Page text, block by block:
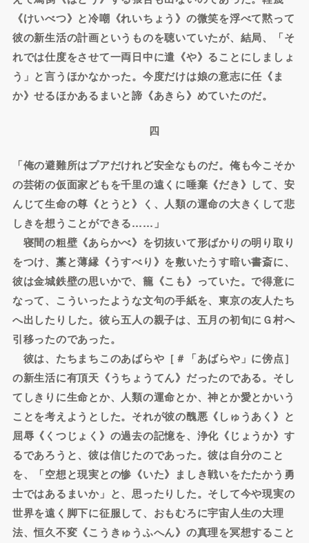
《けいべつ》と冷嘲《れいちょう》の微笑を浮べて黙って
彼の新生活の計画というものを聴いていたが、結局、「そ
れでは仕度をさせて一両日中に遣《や》ることにしましょ
う」と言うほかなかった。今度だけは娘の意志に任《ま
か》せるほかあるまいと諦《あきら》めていたのだ。
四
「俺の避難所はプアだけれど安全なものだ。俺も今こそか
の芸術の仮面家どもを千里の遠くに唾棄《だき》して、安
んじて生命の尊《とうと》く、人類の運命の大きくして悲
しきを想うことができる……」
寝間の粗壁《あらかべ》を切抜いて形ばかりの明り取り
をつけ、藁と薄縁《うすべり》を敷いたうす暗い書斎に、
彼は金城鉄壁の思いかで、籠《こも》っていた。で得意に
なって、こういったような文句の手紙を、東京の友人たち
へ出したりした。彼ら五人の親子は、五月の初旬にＧ村へ
引移ったのであった。
彼は、たちまちこのあばらや［＃「あばらや」に傍点］
の新生活に有頂天《うちょうてん》だったのである。そし
てしきりに生命とか、人類の運命とか、神とか愛とかいう
ことを考えようとした。それが彼の醜悪《しゅうあく》と
屈辱《くつじょく》の過去の記憶を、浄化《じょうか》す
るであろうと、彼は信じたのであった。彼は自分のこと
を、「空想と現実との惨《いた》ましき戦いをたたかう勇
士ではあるまいか」と、思ったりした。そして今や現実の
世界を遠く脚下に征服して、おもむろに宇宙人生の大理
法、恒久不変《こうきゅうふへん》の真理を冥想すること